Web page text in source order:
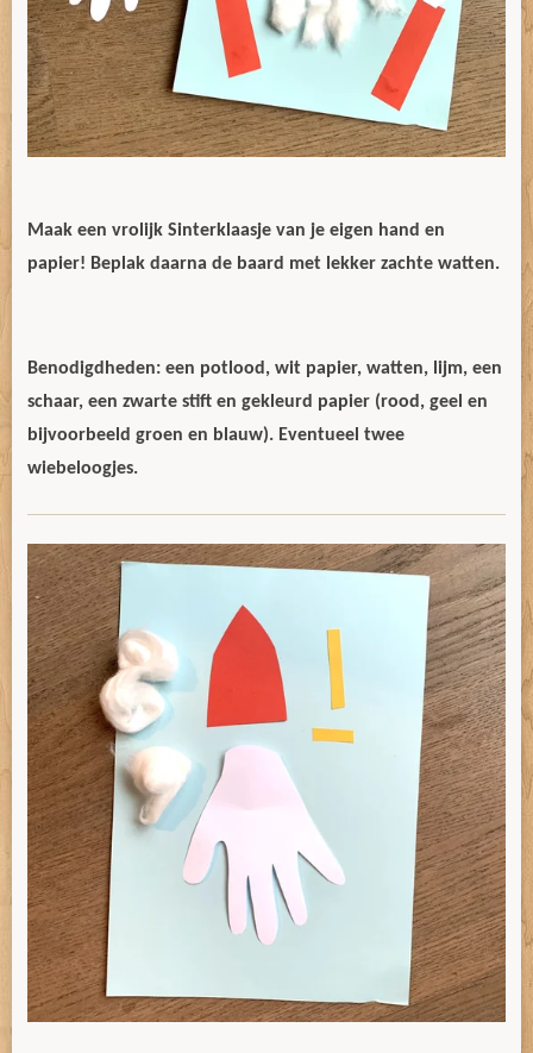
Maak een vrolijk Sinterklaasje van je eigen hand en
papier! Beplak daarna de baard met lekker zachte watten.
Benodigdheden: een potlood, wit papier, watten, lijm, een
schaar, een zwarte stift en gekleurd papier (rood, geel en
bijvoorbeeld groen en blauw). Eventueel twee
wiebeloogjes.